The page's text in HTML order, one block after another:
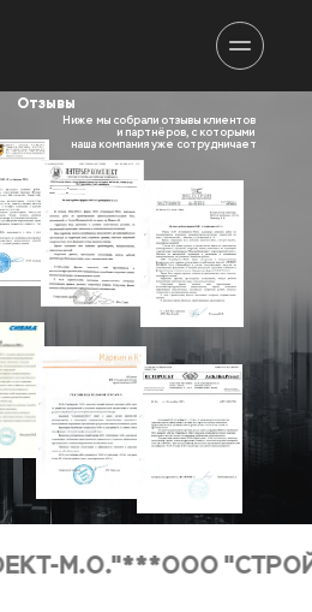
Отзывы
Ниже мы собрали отзывы клиентов
и партнёров, с которыми
наша компания уже сотрудничает